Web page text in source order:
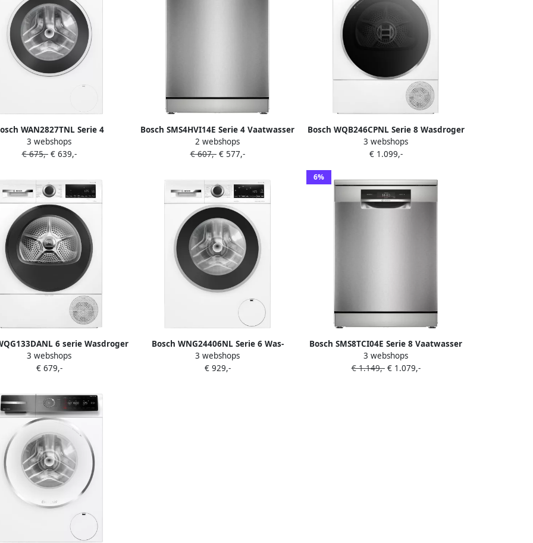
WAN2827TNL Serie 4
met stoom 9 KG 1400 rpm
A Iron Assist: vermindert
Plus SpeedPerfect: tot
65% sneller wassen
3 webshops
€ 675,-€ 639,-
Bosch SMS4HVI14E Serie 4 Vaatwasser
Vrijstaande vaatwasser 60 cm
Geborsteld staal Energielabel C Extra
droogresultaten
2 webshops
€ 607,-€ 577,-
Bosch WQB246CPNL Serie 8 Wasdroger
Warmtepompdroger Zelfreinigende
condensor Blijvend energiezuinig Zeer
Dry Wit
3 webshops
€ 1.099,-
6 serie Wasdroger
8 kg Stil
3 webshops
€ 679,-
Bosch WNG24406NL Serie 6 Was-
droogcombinatie Extra stil 9 6 kg
Wassen en drogen in 1 keer 1400 rpm
3 webshops
€ 929,-
6%
Bosch SMS8TCI04E Serie 8 Vaatwasser
Vrijstaande vaatwasser 60 cm
PerfectDry met zeolith: perfecte
3 webshops
€ 1.149,-€ 1.079,-